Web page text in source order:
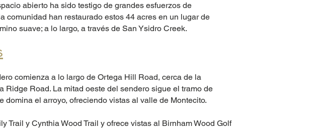
abierto ha sido testigo de grandes esfuerzos de
comunidad han restaurado estos 44 acres en un lugar de
suave; a lo largo, a través de San Ysidro Creek.
comienza a lo largo de Ortega Hill Road, cerca de la
Road. La mitad oeste del sendero sigue el tramo de
el arroyo, ofreciendo vistas al valle de Montecito.
Trail y Cynthia Wood Trail y ofrece vistas al Birnham Wood Golf